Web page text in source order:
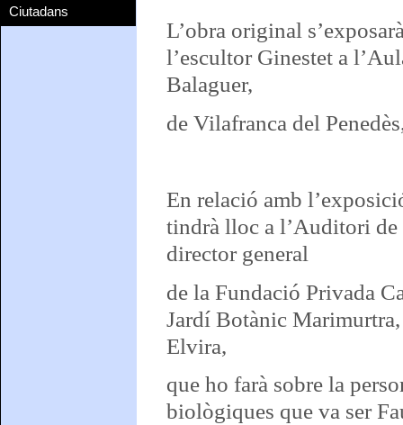
Ciutadans
L’obra original
l’escultor Ginestet a
Balaguer,
de Vilafranca del
En relació amb
tindrà lloc a l’Auditori de
director general
de la Fundació Privada
Jardí Botànic
Elvira,
que ho farà sobre la
biològiques que va ser